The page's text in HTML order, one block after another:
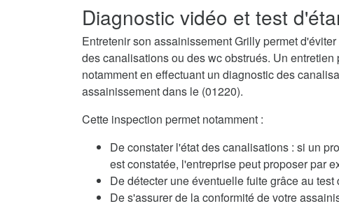
Diagnostic vidéo et test
Entretenir son assainissement Grilly permet
des canalisations ou des wc obstrués. Un
notamment en effectuant un diagnostic des
assainissement dans le (01220).
Cette inspection permet notamment :
De constater l'état des canalisations : si un
est constatée, l'entreprise peut proposer par
De détecter une éventuelle fuite grâce au test
De s'assurer de la conformité de votre